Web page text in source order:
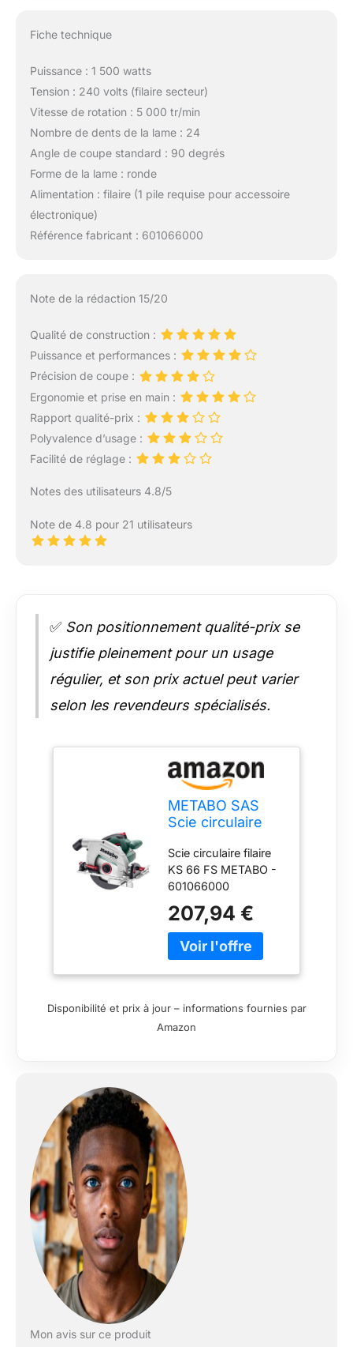
Fiche technique
Puissance : 1 500 watts
Tension : 240 volts (filaire secteur)
Vitesse de rotation : 5 000 tr/min
Nombre de dents de la lame : 24
Angle de coupe standard : 90 degrés
Forme de la lame : ronde
Alimentation : filaire (1 pile requise pour accessoire
électronique)
Référence fabricant : 601066000
Note de la rédaction 15/20
Qualité de construction :
Puissance et performances :
Précision de coupe :
Ergonomie et prise en main :
Rapport qualité-prix :
Polyvalence d’usage :
Facilité de réglage :
Notes des utilisateurs 4.8/5
Note de 4.8 pour 21 utilisateurs
✅ Son positionnement qualité-prix se
justifie pleinement pour un usage
régulier, et son prix actuel peut varier
selon les revendeurs spécialisés.
METABO SAS
Scie circulaire
metabo -
601066000
Scie circulaire filaire
KS 66 FS METABO -
601066000
207,94 €
Disponibilité et prix à jour – informations fournies par
Amazon
Mon avis sur ce produit